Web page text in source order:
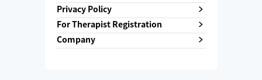
Privacy Policy
For Therapist Registration
Company